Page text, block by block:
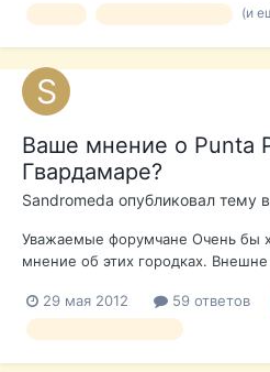
выбору места обитания на
(и
Ваше мнение о Punta
Гвардамаре?
Sandromeda опубликовал тему в
Уважаемые форумчане Очень бы
мнение об этих городках.
много ли пустующих домов как в
Торевьехой, не вымирает ли
29 мая 2012 59 ответов